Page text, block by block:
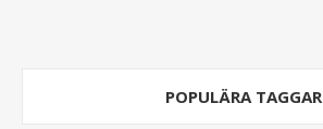
POPULÄRA TAGGAR